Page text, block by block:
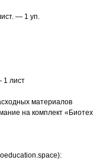
— 1 уп.
1 лист
материалов
на комплект «Биотех